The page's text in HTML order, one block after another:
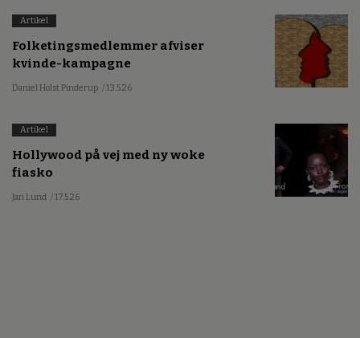
Artikel
Folketingsmedlemmer afviser
kvinde-kampagne
Daniel Holst Pinderup / 13.5.26
Artikel
Hollywood på vej med ny woke
fiasko
Jan Lund / 17.5.26